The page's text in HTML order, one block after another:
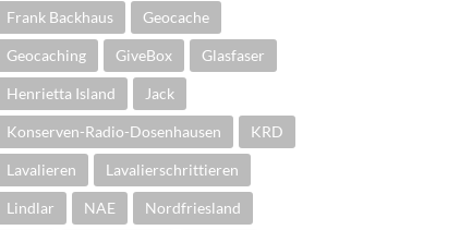
Frank Backhaus Geocache
Geocaching GiveBox Glasfaser
Henrietta Island Jack
Konserven-Radio-Dosenhausen KRD
Lavalieren Lavalierschrittieren
Lindlar NAE Nordfriesland